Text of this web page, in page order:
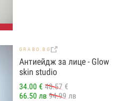
GRABO.BG
Антиейдж за лице - Glow
skin studio
34.00 € 48.57 €
66.50 лв 94.99 лв